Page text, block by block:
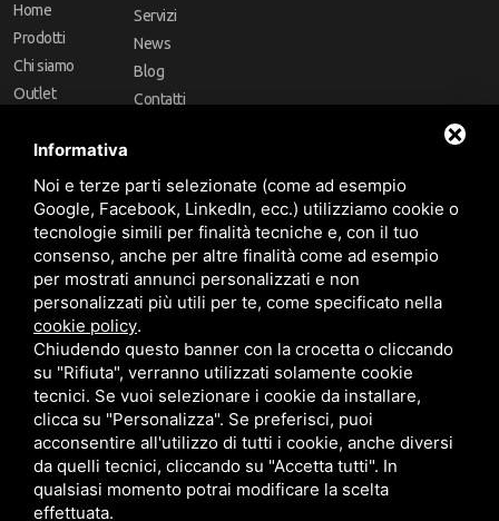
Home
Prodotti
Chi siamo
Outlet
Marchi
Servizi
News
Blog
Contatti
Follow Us
Area riservata
CBA dei Lubrificanti Spa - P. IVA 00624811204 - Codice fiscale 03472740376
R.E.A. n° 293659 - REG. IMPRESE BO Capitale Sociale €. 120.000 int. versati -
Sitemap Questo sito è protetto da Google reCAPTCHA v3,
Informativa
Noi e terze parti selezionate (come ad esempio
Google, Facebook, LinkedIn, ecc.) utilizziamo cookie o
tecnologie simili per finalità tecniche e, con il tuo
consenso, anche per altre finalità come ad esempio
per mostrati annunci personalizzati e non
personalizzati più utili per te, come specificato nella
cookie policy.
Chiudendo questo banner con la crocetta o cliccando
su "Rifiuta", verranno utilizzati solamente cookie
tecnici. Se vuoi selezionare i cookie da installare,
clicca su "Personalizza". Se preferisci, puoi
acconsentire all'utilizzo di tutti i cookie, anche diversi
da quelli tecnici, cliccando su "Accetta tutti". In
qualsiasi momento potrai modificare la scelta
effettuata.